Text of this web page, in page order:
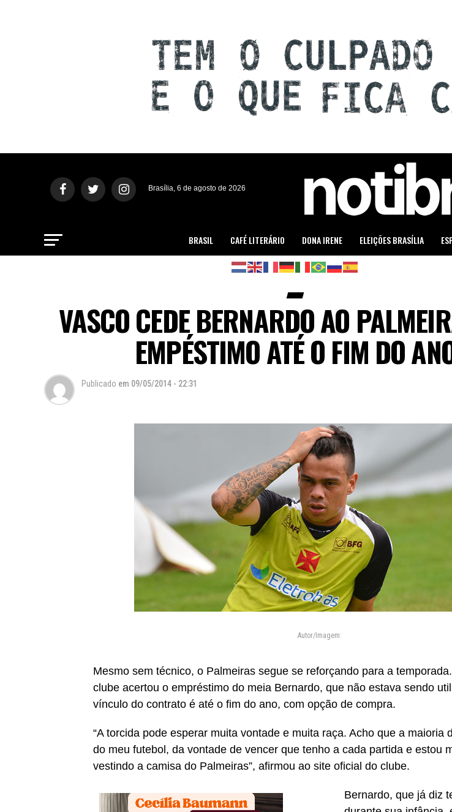
Brasília, 6 de agosto de 2026
BRASIL CAFÉ LITERÁRIO DONA IRENE ELEIÇÕES BRASÍLIA
VASCO CEDE BERNARDO AO
EMPÉSTIMO ATÉ O FIM DO
Publicado em 09/05/2014 - 22:31
Autor/Imagem:
Mesmo sem técnico, o Palmeiras segue se reforçando para a
clube acertou o empréstimo do meia Bernardo, que não estava sendo
vínculo do contrato é até o fim do ano, com opção de compra.
“A torcida pode esperar muita vontade e muita raça. Acho que a maioria
do meu futebol, da vontade de vencer que tenho a cada partida e estou
vestindo a camisa do Palmeiras”, afirmou ao site oficial do clube.
Bernardo, que já diz